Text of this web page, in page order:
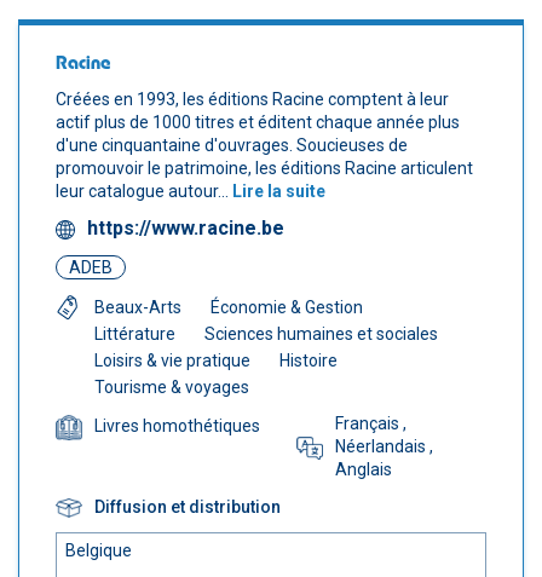
Racine
Créées en 1993, les éditions Racine comptent à leur
actif plus de 1000 titres et éditent chaque année plus
d'une cinquantaine d'ouvrages. Soucieuses de
promouvoir le patrimoine, les éditions Racine articulent
leur catalogue autour... Lire la suite
https://www.racine.be
ADEB
Beaux-Arts
Économie & Gestion
Littérature
Sciences humaines et sociales
Loisirs & vie pratique
Histoire
Tourisme & voyages
Livres homothétiques
Français ,
Néerlandais ,
Anglais
Diffusion et distribution
Belgique